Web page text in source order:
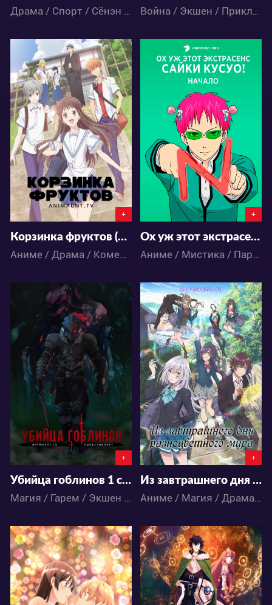
Драма / Спорт / Сёнэн / Школа / Аниме Война / Экшен / Приключения / Фэнтези / Аниме
54539
31 55
+
Корзинка фруктов (2019)
Аниме / Драма / Комедия / Повседневность / Романтика / Сёдзё / Фэнтези
17479
11 23
+
Ох уж этот экстрасенс Сайки Кусуо! Начало
Аниме / Мистика / Пародия / Комедия / Школа
436435
352 1140
+
Убийца гоблинов 1 сезон
Магия / Гарем / Экшен / Приключения / Фэнтези / Аниме
49073
25 122
+
Из завтрашнего дня разноцветного мира
Аниме / Магия / Драма / Романтика